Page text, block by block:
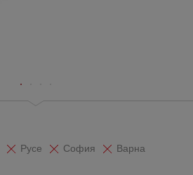
Русе София
Варна